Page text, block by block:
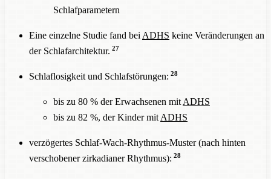
Schlafparametern
Eine einzelne Studie fand bei ADHS keine Veränderungen an
der Schlafarchitektur. 27
Schlaflosigkeit und Schlafstörungen: 28
bis zu 80 % der Erwachsenen mit ADHS
bis zu 82 %, der Kinder mit ADHS
verzögertes Schlaf-Wach-Rhythmus-Muster (nach hinten
verschobener zirkadianer Rhythmus): 28